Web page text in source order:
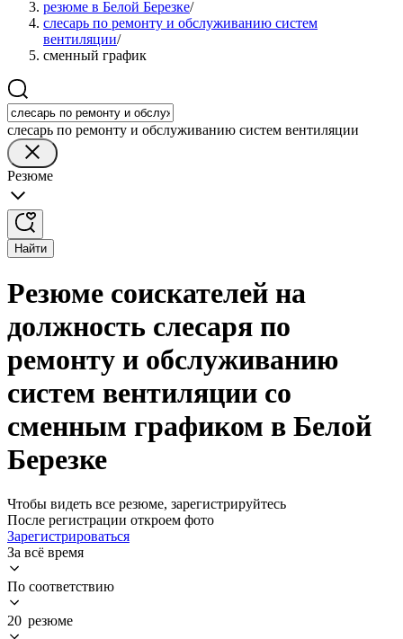
резюме в Белой Березке/
слесарь по ремонту и обслуживанию систем
вентиляции/
сменный график
слесарь по ремонту и обслуживанию систем вентиляции
Резюме
Найти
Резюме соискателей на
должность слесаря по
ремонту и обслуживанию
систем вентиляции со
сменным графиком в Белой
Березке
Чтобы видеть все резюме, зарегистрируйтесь
После регистрации откроем фото
Зарегистрироваться
За всё время
По соответствию
20 резюме